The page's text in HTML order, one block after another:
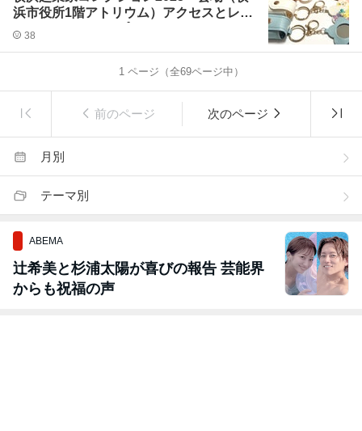
浜市役所1階アトリウム）アクセスとレジ
ュフワークショップ
38
1ページ（全69ページ中）
前のページ 次のページ
月別
テーマ別
ABEMA
辻希美と杉浦太陽が喜びの報告 芸能界
からも祝福の声